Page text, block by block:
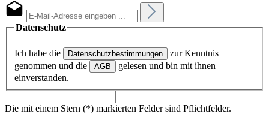
Datenschutz
Ich habe die Datenschutzbestimmungen
zur Kenntnis
genommen und die
AGB
gelesen und bin mit ihnen
einverstanden.
Die mit einem Stern (*) markierten Felder sind Pflichtfelder.